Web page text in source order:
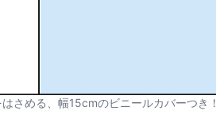
さめる、幅15cmのビニールカバーつき！